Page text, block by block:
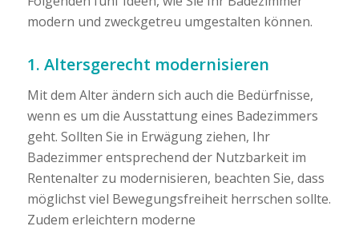
modern und zweckgetreu umgestalten können.
1. Altersgerecht modernisieren
Mit dem Alter ändern sich auch die Bedürfnisse,
wenn es um die Ausstattung eines Badezimmers
geht. Sollten Sie in Erwägung ziehen, Ihr
Badezimmer entsprechend der Nutzbarkeit im
Rentenalter zu modernisieren, beachten Sie, dass
möglichst viel Bewegungsfreiheit herrschen sollte.
Zudem erleichtern moderne